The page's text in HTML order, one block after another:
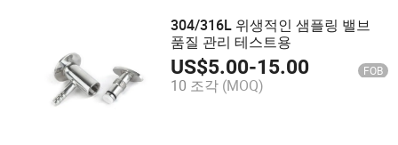
304/316L 위생적인 샘플링 밸브
품질 관리 테스트용
US$5.00-15.00 FOB
10 조각 (MOQ)